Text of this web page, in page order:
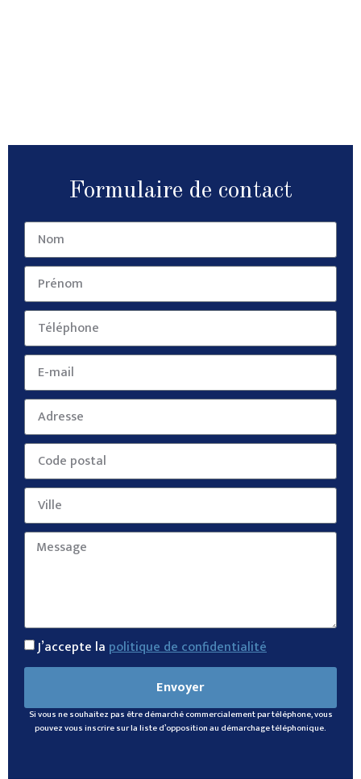
Formulaire de contact
J’accepte la politique de confidentialité
Envoyer
Si vous ne souhaitez pas être démarché commercialement par téléphone, vous
pouvez vous inscrire sur la liste d’opposition au démarchage téléphonique.